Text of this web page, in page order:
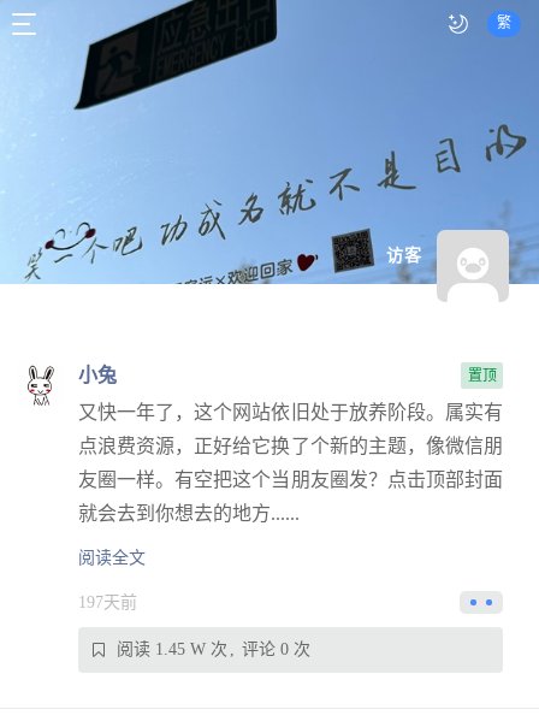
繁
访客
小兔 置顶
又快一年了，这个网站依旧处于放养阶段。属实有
点浪费资源，正好给它换了个新的主题，像微信朋
友圈一样。有空把这个当朋友圈发？点击顶部封面
就会去到你想去的地方......
阅读全文
197天前
阅读 1.45 W 次 评论 0 次